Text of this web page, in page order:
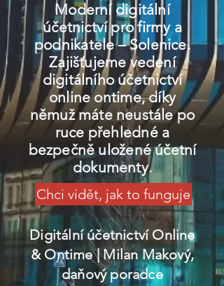
Moderní digitální
účetnictví pro firmy a
podnikatele – Solenice.
Zajišťujeme vedení
digitálního účetnictví
online ontime, díky
němuž máte neustále po
ruce přehledné a
bezpečně uložené účetní
dokumenty.
Chci vidět, jak to funguje
Digitální účetnictví Online
& Ontime| Milan Makový,
daňový poradce